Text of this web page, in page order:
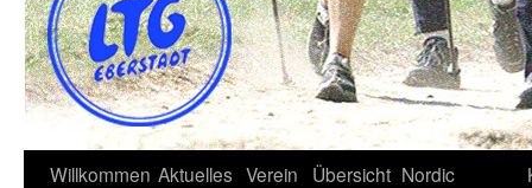
Zum
Willkommen Aktuelles Verein Übersicht Nordic